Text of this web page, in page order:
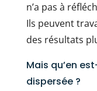
n’a pas à
Ils peuvent
des résultats
Mais qu’en
dispersée ?